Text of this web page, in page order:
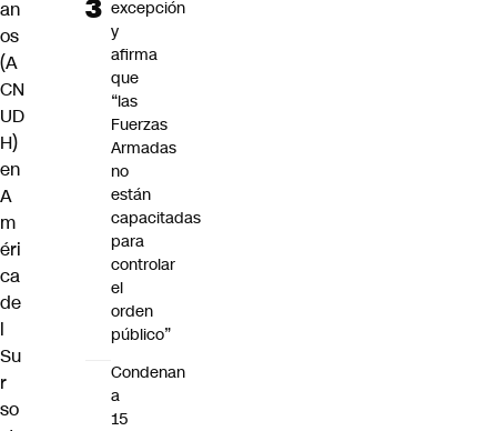
an
os
(A
CN
UD
H)
en
A
m
éri
ca
de
l
Su
r
so
excepción
y
afirma
que
“las
Fuerzas
Armadas
no
están
capacitadas
para
controlar
el
orden
público”
Condenan
a
15